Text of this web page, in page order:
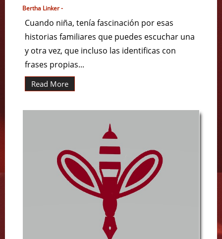
Bertha Linker -
Cuando niña, tenía fascinación por esas
historias familiares que puedes escuchar una
y otra vez, que incluso las identificas con
frases propias...
Read More